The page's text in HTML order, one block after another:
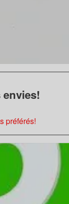
préférés!